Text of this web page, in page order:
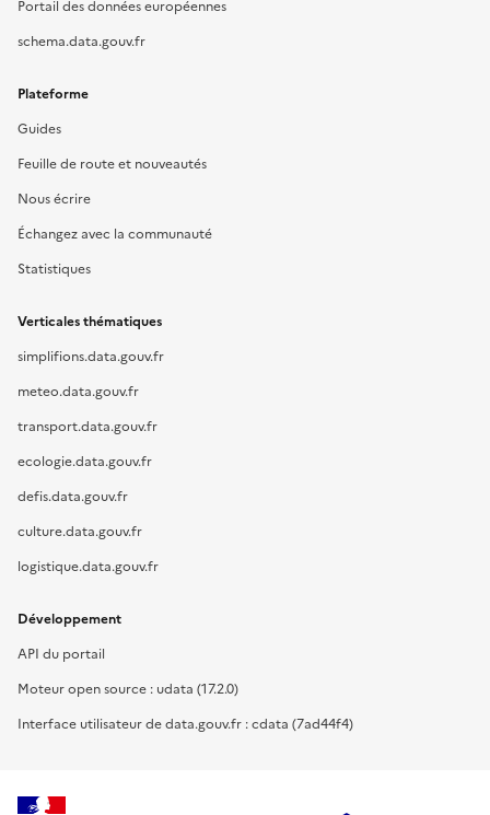
Portail des données européennes
schema.data.gouv.fr
Plateforme
Guides
Feuille de route et nouveautés
Nous écrire
Échangez avec la communauté
Statistiques
Verticales thématiques
simplifions.data.gouv.fr
meteo.data.gouv.fr
transport.data.gouv.fr
ecologie.data.gouv.fr
defis.data.gouv.fr
culture.data.gouv.fr
logistique.data.gouv.fr
Développement
API du portail
Moteur open source : udata (17.2.0)
Interface utilisateur de data.gouv.fr : cdata (7ad44f4)